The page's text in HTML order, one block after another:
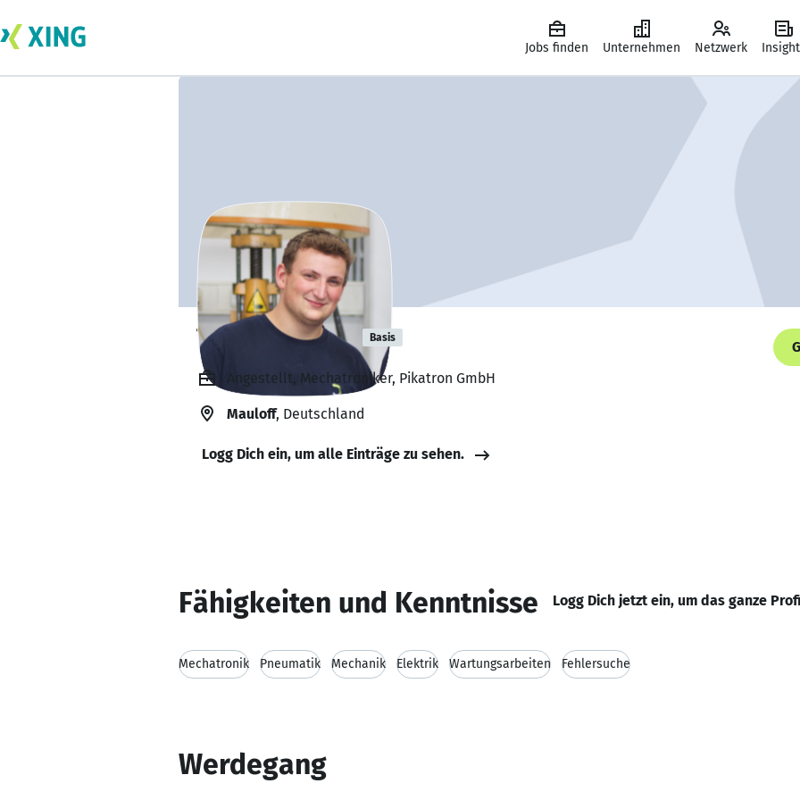
Jobs finden Unternehmen Netzwerk
Tilman Harzer Basis
Angestellt, Mechatroniker, Pikatron GmbH
Mauloff, Deutschland
Logg Dich ein, um alle Einträge zu sehen.
Fähigkeiten und Kenntnisse Logg Dich jetzt ein, um das ganze
Mechatronik Pneumatik Mechanik Elektrik Wartungsarbeiten Fehlersuche
Werdegang